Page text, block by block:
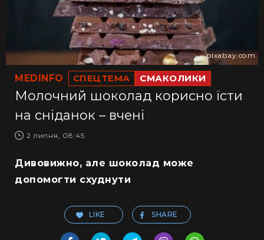
MEDINFO СПЕЦТЕМА СМАКОЛИКИ
Молочний шоколад корисно їсти
на сніданок – вчені
2 липня, 08:45
pixabay.com
Дивовижно, але шоколад може
допомогти схуднути
LIKE SHARE